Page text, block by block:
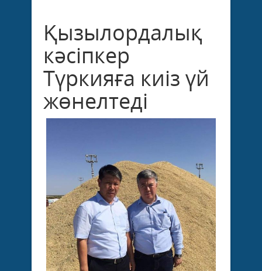
Қызылордалық
кәсіпкер
Түркияға киіз үй
жөнелтеді